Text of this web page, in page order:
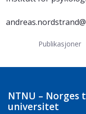
Publikasjoner
NTNU –
universitet